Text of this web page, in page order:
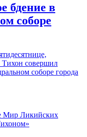
бдение в
соборе
Тихон совершил
соборе города